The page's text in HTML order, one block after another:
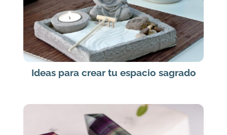
Ideas para crear tu espacio sagrado